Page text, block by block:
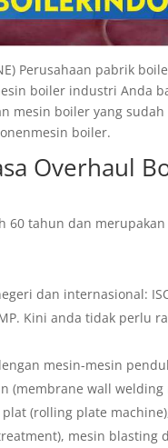
Perusahaan pabrik
boiler industri Anda
mesin boiler yang sudah
boiler.
Overhaul
60 tahun dan
dan internasional:
Kini anda tidak
mesin-mesin
(membrane wall
(rolling plate
mesin blasting